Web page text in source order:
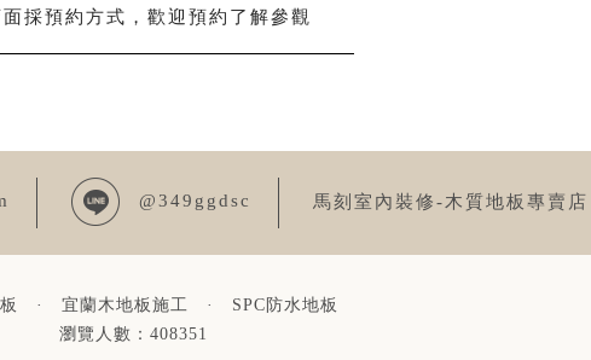
採預約方式，歡迎預約了解參觀
@349ggdsc 馬刻室內裝修-木質地板專賣店
· 宜蘭木地板施工 · SPC防水地板
瀏覽人數：408351